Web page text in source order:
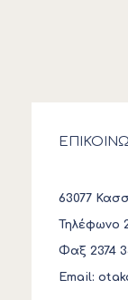
63077
Τηλέφωνο
Φαξ 2374
Email: